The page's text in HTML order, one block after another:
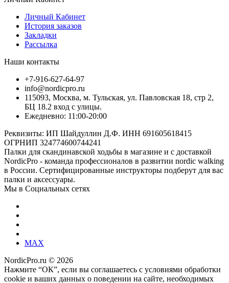
Личный Кабинет
История заказов
Закладки
Рассылка
Наши контакты
+7-916-627-64-97
info@nordicpro.ru
115093, Москва, м. Тульская, ул. Павловская 18, стр 2,
БЦ 18.2 вход с улицы.
Ежедневно: 11:00-20:00
Реквизиты: ИП Шайдуллин Д.Ф. ИНН 691605618415
ОГРНИП 324774600744241
Палки для скандинавской ходьбы в магазине и с доставкой
NordicPro - команда профессионалов в развитии nordic walking
в России. Сертифицированные инструкторы подберут для вас
палки и аксессуары.
Мы в Социальных сетях
MAX
NordicPro.ru © 2026
Нажмите “ОК”, если вы соглашаетесь с условиями обработки
cookie и ваших данных о поведении на сайте, необходимых